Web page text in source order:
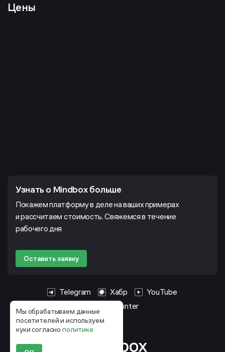
Мы обрабатываем данные
посетителей и используем
куки согласнополитике
Цены
Узнать о Mindbox больше
Покажем платформу в деле на ваших примерах
и рассчитаем стоимость. Свяжемся в течение
рабочего дня
Оставить заявку
Telegram Хабр
YouTube
HeadHunter